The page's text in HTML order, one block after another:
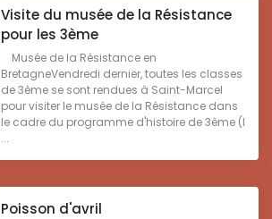
Visite du musée de la Résistance
pour les 3ème
Musée de la Résistance en
BretagneVendredi dernier, toutes les classes
de 3ème se sont rendues à Saint-Marcel
pour visiter le musée de la Résistance dans
le cadre du programme d'histoire de 3ème (l
...
Poisson d'avril